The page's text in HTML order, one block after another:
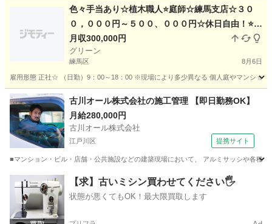
西新井駅 その他 未経験
色々手当あり☆植木職人⭐庭師☆練馬支店☆３０
０，０００円～５００、０００円☆休日自由！⭐女
性も活躍中！１名のみ募集⭐未経験でも可☆造園ス
タッフ☆☆庭師☆造園☆植木屋☆経験者優遇☆
月収300,000円
グリーン
練馬区 8月6日
雇用形態 正社☆ （日勤）9：00～18：00 ※現場により多少異なる 個人庭やマンショ
東京 練馬区 土木 庭師
古川オール株式会社の施工管理 【即日勤務OK】
月給280,000円
古川オール株式会社
江戸川区 提携サイト
■マンション・ビル・店舗・公共施設などの建築現場において、 アルミサッシや各種
東京 江戸川区 鳶職
【求】古いミシン買わせてください🖐️
状態が悪くてもOK！最大限買取します